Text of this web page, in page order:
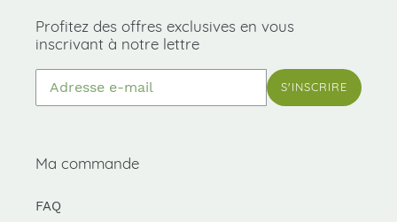
Profitez des offres exclusives en vous
inscrivant à notre lettre
S'INSCRIRE
Ma commande
FAQ